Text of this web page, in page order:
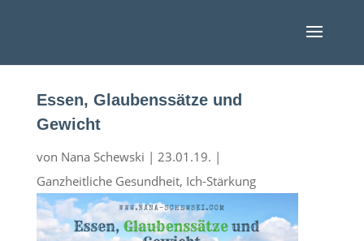
Essen, Glaubenssätze und
Gewicht
von Nana Schewski | 23.01.19. |
Ganzheitliche Gesundheit, Ich-Stärkung